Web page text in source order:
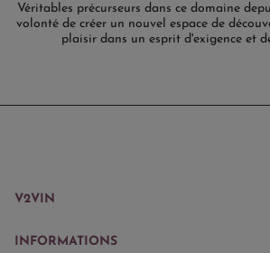
Véritables précurseurs dans ce domaine
volonté de créer un nouvel espace de
plaisir dans un esprit d'exigence et
V2VIN
INFORMATIONS